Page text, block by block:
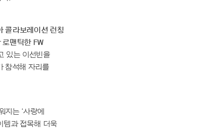
콜라보레이션 런칭
로맨틱한 FW
있는 이선빈을
참석해 자리를
는 ‘사랑에
템과 접목해 더욱